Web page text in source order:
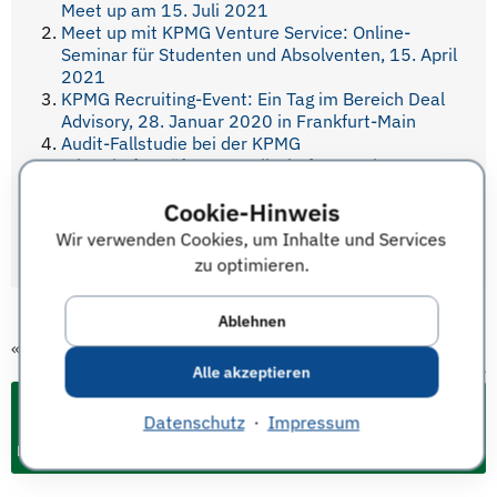
Cookie-Hinweis
Wir verwenden Cookies, um Inhalte und Services
zu optimieren.
Ablehnen
Alle akzeptieren
Datenschutz· Impressum
Meet up am 15. Juli 2021
Meet up mit KPMG Venture Service: Online-
Seminar für Studenten und Absolventen, 15. April
2021
KPMG Recruiting-Event: Ein Tag im Bereich Deal
Advisory, 28. Januar 2020 in Frankfurt-Main
Audit-Fallstudie bei der KPMG
Wirtschaftsprüfungsgesellschaft, 9. Mai 2019
KPMG Cash Mining Event: Berufseinstieg in die
Wirtschaftsprüfungs- und Beratungsgesellschaft,
11. April 2019, Mannheim
« vorheriger Termin
»
Events & Termine für Studium und Karriere